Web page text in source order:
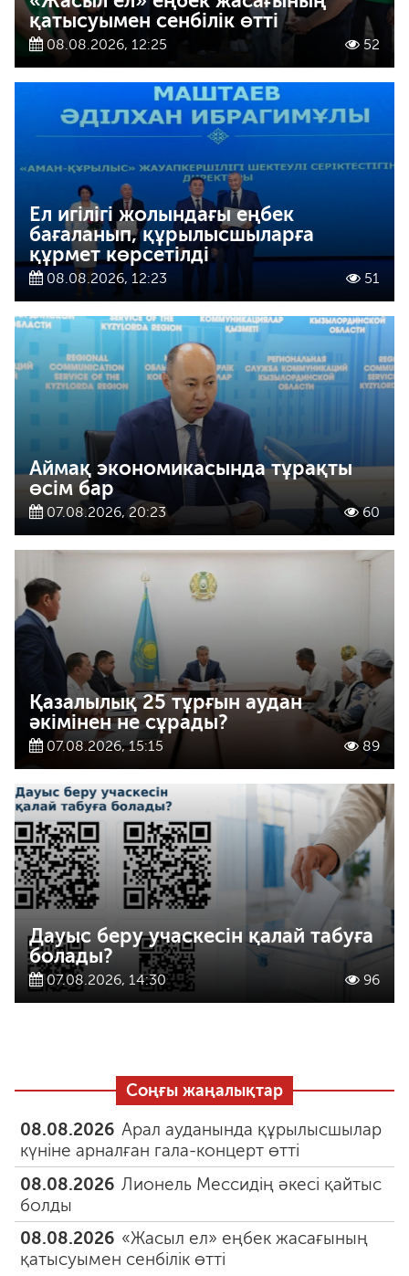
қатысуымен сенбілік өтті
08.08.2026, 12:25 52
Ел игілігі жолындағы еңбек
бағаланып, құрылысшыларға
құрмет көрсетілді
08.08.2026, 12:23 51
Аймақ экономикасында тұрақты
өсім бар
07.08.2026, 20:23 60
Қазалылық 25 тұрғын аудан
әкімінен не сұрады?
07.08.2026, 15:15 89
Дауыс беру учаскесін қалай табуға
болады?
07.08.2026, 14:30 96
Соңғы жаңалықтар
08.08.2026 Арал ауданында құрылысшылар
күніне арналған гала-концерт өтті
08.08.2026 Лионель Мессидің әкесі қайтыс
болды
08.08.2026 «Жасыл ел» еңбек жасағының
қатысуымен сенбілік өтті